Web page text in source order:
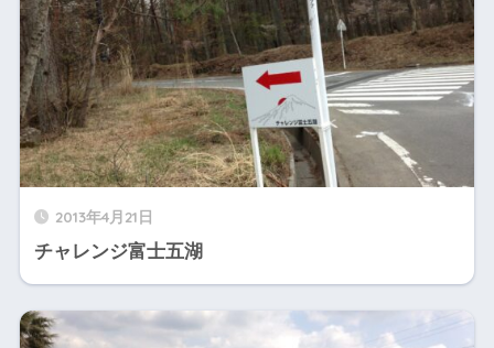
2013年4月21日
チャレンジ富士五湖